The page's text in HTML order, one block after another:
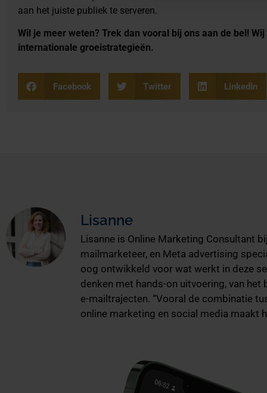
aan het juiste publiek te serveren.
Wil je meer weten? Trek dan vooral bij ons aan de bel!
internationale groeistrategieën.
Facebook Twitter LinkedIn
Lisanne
Lisanne is Online Marketing Consultant
mailmarketeer, en Meta advertising
oog ontwikkeld voor wat werkt in deze
denken met hands-on uitvoering, van
e-mailtrajecten. “Vooral de combinatie
online marketing en social media maakt